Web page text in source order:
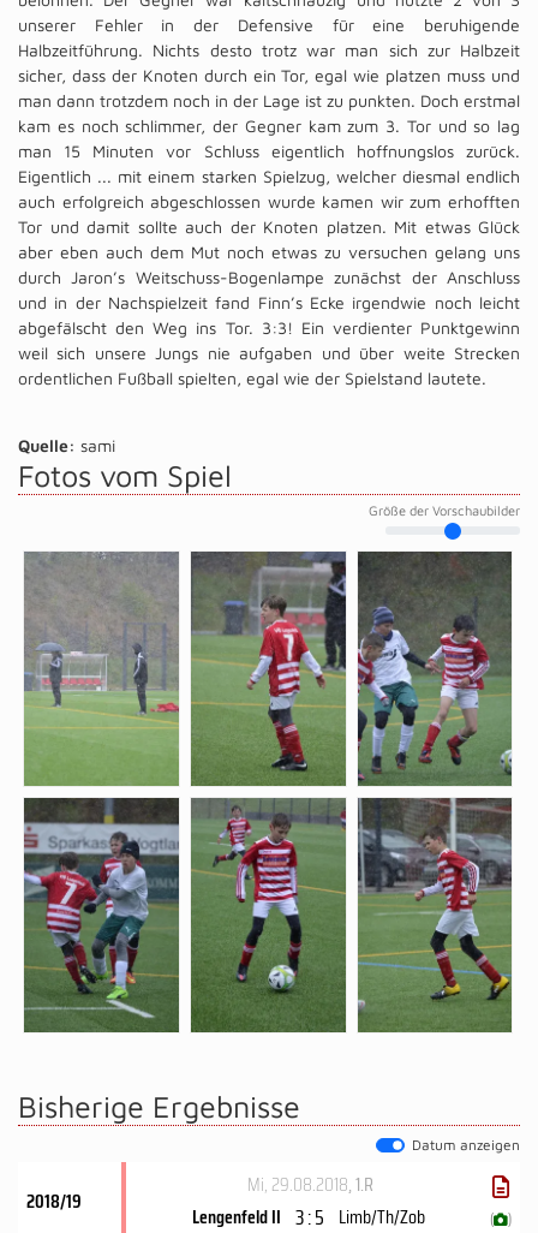
unserer Fehler in der Defensive für eine beruhigende
Halbzeitführung. Nichts desto trotz war man sich zur Halbzeit
sicher, dass der Knoten durch ein Tor, egal wie platzen muss und
man dann trotzdem noch in der Lage ist zu punkten. Doch erstmal
kam es noch schlimmer, der Gegner kam zum 3. Tor und so lag
man 15 Minuten vor Schluss eigentlich hoffnungslos zurück.
Eigentlich ... mit einem starken Spielzug, welcher diesmal endlich
auch erfolgreich abgeschlossen wurde kamen wir zum erhofften
Tor und damit sollte auch der Knoten platzen. Mit etwas Glück
aber eben auch dem Mut noch etwas zu versuchen gelang uns
durch Jaron’s Weitschuss-Bogenlampe zunächst der Anschluss
und in der Nachspielzeit fand Finn’s Ecke irgendwie noch leicht
abgefälscht den Weg ins Tor. 3:3! Ein verdienter Punktgewinn
weil sich unsere Jungs nie aufgaben und über weite Strecken
ordentlichen Fußball spielten, egal wie der Spielstand lautete.
Quelle: sami
Fotos vom Spiel
Größe der Vorschaubilder
Bisherige Ergebnisse
Datum anzeigen
2018/19
Mi, 29.08.2018, 1.R
Lengenfeld II 3 : 5 Limb/​Th/Zob ( )